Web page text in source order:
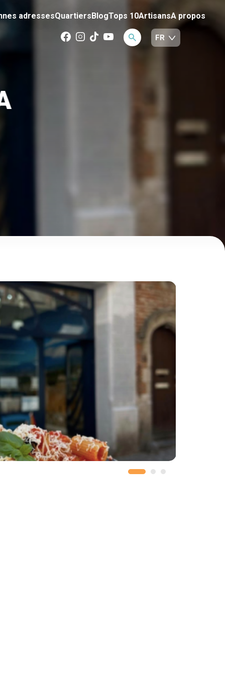
adressesQuartiersBlogTops 10ArtisansA propos